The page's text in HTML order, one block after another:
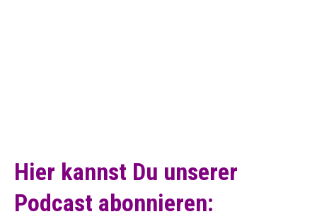
Hier kannst Du unserer
Podcast abonnieren: